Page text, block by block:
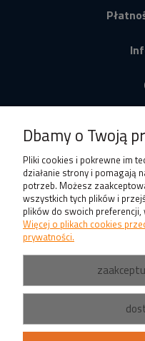
Dbamy o Twoją
Pliki cookies i pokrewne im
działanie strony i pomagają
potrzeb. Możesz
wszystkich tych plików i
plików do swoich
Więcej o plikach cookies
prywatności.